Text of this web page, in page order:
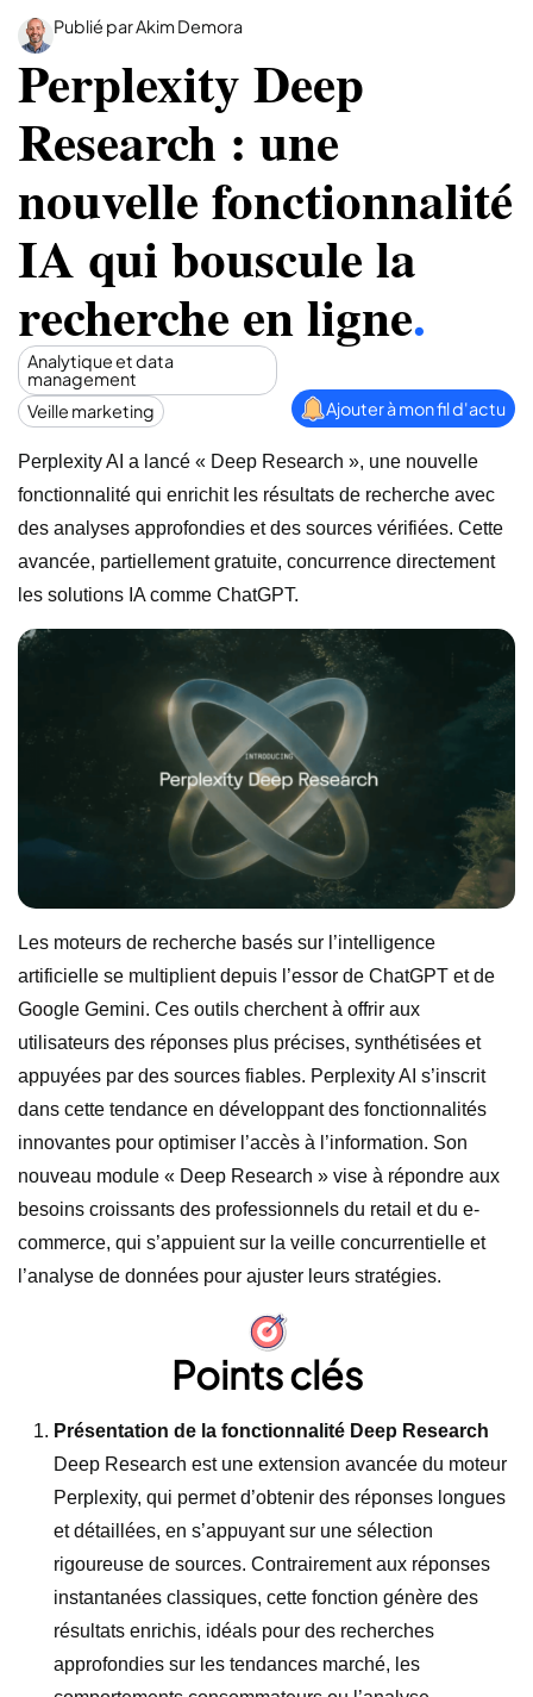
Publié par Akim Demora
Perplexity Deep
Research : une
nouvelle fonctionnalité
IA qui bouscule la
recherche en ligne.
Analytique et data
management
Veille marketing
Ajouter à mon fil d'actu
Perplexity AI a lancé « Deep Research », une nouvelle
fonctionnalité qui enrichit les résultats de recherche avec
des analyses approfondies et des sources vérifiées. Cette
avancée, partiellement gratuite, concurrence directement
les solutions IA comme ChatGPT.
Les moteurs de recherche basés sur l’intelligence
artificielle se multiplient depuis l’essor de ChatGPT et de
Google Gemini. Ces outils cherchent à offrir aux
utilisateurs des réponses plus précises, synthétisées et
appuyées par des sources fiables. Perplexity AI s’inscrit
dans cette tendance en développant des fonctionnalités
innovantes pour optimiser l’accès à l’information. Son
nouveau module « Deep Research » vise à répondre aux
besoins croissants des professionnels du retail et du e-
commerce, qui s’appuient sur la veille concurrentielle et
l’analyse de données pour ajuster leurs stratégies.
Points clés
Présentation de la fonctionnalité Deep Research
Deep Research est une extension avancée du moteur
Perplexity, qui permet d’obtenir des réponses longues
et détaillées, en s’appuyant sur une sélection
rigoureuse de sources. Contrairement aux réponses
instantanées classiques, cette fonction génère des
résultats enrichis, idéals pour des recherches
approfondies sur les tendances marché, les